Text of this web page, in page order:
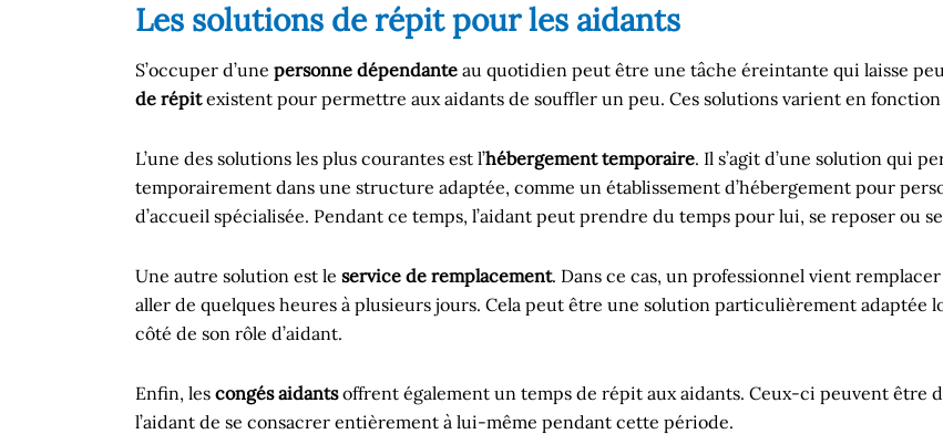
Les solutions de répit pour les aidants
S’occuper d’une personne dépendante au quotidien peut être une tâche éreintante qui laisse
de répitexistent pour permettre aux aidants de souffler un peu. Ces solutions varient en fonction
L’une des solutions les plus courantes est l’hébergement temporaire. Il s’agit d’une solution qui
temporairement dans une structure adaptée, comme un établissement d’hébergement pour
d’accueil spécialisée. Pendant ce temps, l’aidant peut prendre du temps pour lui, se reposer ou
Une autre solution est le service de remplacement. Dans ce cas, un professionnel vient
aller de quelques heures à plusieurs jours. Cela peut être une solution particulièrement adaptée
côté de son rôle d’aidant.
Enfin, les congés aidantsoffrent également un temps de répit aux aidants. Ceux-ci peuvent être
l’aidant de se consacrer entièrement à lui-même pendant cette période.